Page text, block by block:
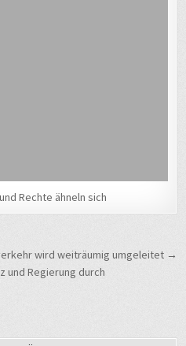
Rechte ähneln sich
wird weiträumig umgeleitet →
und Regierung durch